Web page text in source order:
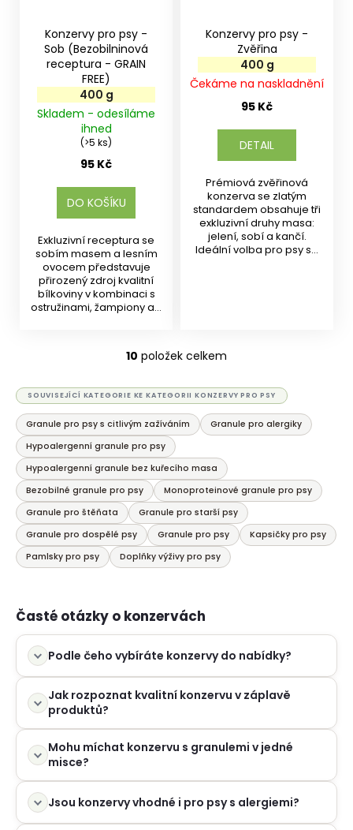
Konzervy pro psy -
Sob (Bezobilninová
receptura - GRAIN
400 g
Skladem - odesíláme
ihned
(>5 ks)
95 Kč
DO KOŠÍKU
Exkluzivní receptura se
sobím masem a lesním
ovocem představuje
přirozený zdroj kvalitní
bílkoviny v kombinaci s
ostružinami, žampiony a...
Konzervy pro psy -
400 g
Čekáme na naskladnění
95 Kč
DETAIL
Prémiová zvěřinová
konzerva se zlatým
standardem obsahuje tři
exkluzivní druhy masa:
jelení, sobí a kančí.
Ideální volba pro psy s...
O
l
á
d
a
c
í
p
r
v
k
y
ý
p
i
s
u
10 položek celkem
SOUVISEJÍCÍ KATEGORIE KE KATEGORII KONZERVY PRO PSY
Granule pro psy s citlivým zažíváním
Granule pro alergiky
Hypoalergenní granule pro psy
Hypoalergenní granule bez kuřecího masa
Bezobilné granule pro psy
Monoproteinové granule pro psy
Granule pro štěňata
Granule pro starší psy
Granule pro dospělé psy
Granule pro psy
Kapsičky pro psy
Pamlsky pro psy
Doplňky výživy pro psy
Časté otázky o konzervách
Podle čeho vybíráte konzervy do nabídky?
Jak rozpoznat kvalitní konzervu v záplavě
produktů?
Mohu míchat konzervu s granulemi v jedné
misce?
Jsou konzervy vhodné i pro psy s alergiemi?